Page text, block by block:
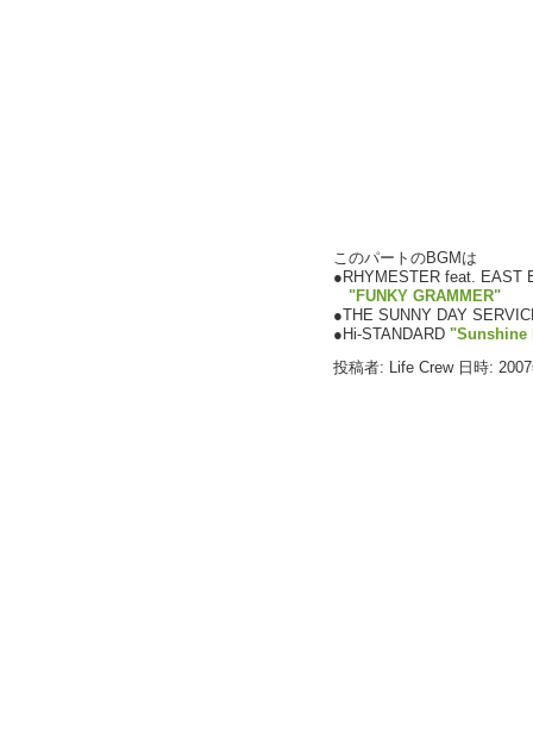
このパートのBGMは
●RHYMESTER feat. EAST
"FUNKY GRAMMER"
●THE SUNNY DAY
●Hi-STANDARD "Sunshine
投稿者: Life Crew 日時: